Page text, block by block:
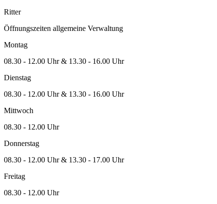
Ritter
Öffnungszeiten allgemeine Verwaltung
Montag
08.30 - 12.00 Uhr & 13.30 - 16.00 Uhr
Dienstag
08.30 - 12.00 Uhr & 13.30 - 16.00 Uhr
Mittwoch
08.30 - 12.00 Uhr
Donnerstag
08.30 - 12.00 Uhr & 13.30 - 17.00 Uhr
Freitag
08.30 - 12.00 Uhr